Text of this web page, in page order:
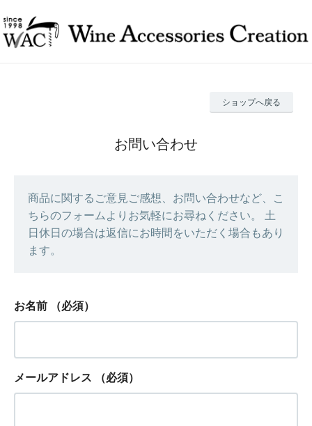
ショップへ戻る
お問い合わせ
商品に関するご意見ご感想、お問い合わせなど、こ
ちらのフォームよりお気軽にお尋ねください。 土
日休日の場合は返信にお時間をいただく場合もあり
ます。
お名前 （必須）
メールアドレス （必須）